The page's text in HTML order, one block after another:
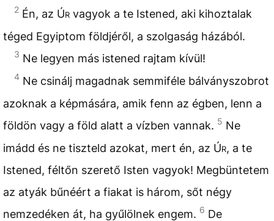
2 Én, az Úr vagyok a te Istened, aki kihoztalak
téged Egyiptom földjéről, a szolgaság házából.
3 Ne legyen más istened rajtam kívül!
4 Ne csinálj magadnak semmiféle bálványszobrot
azoknak a képmására, amik fenn az égben, lenn a
földön vagy a föld alatt a vízben vannak. 5 Ne
imádd és ne tiszteld azokat, mert én, az Úr, a te
Istened, féltőn szerető Isten vagyok! Megbüntetem
az atyák bűnéért a fiakat is három, sőt négy
nemzedéken át, ha gyűlölnek engem. 6 De